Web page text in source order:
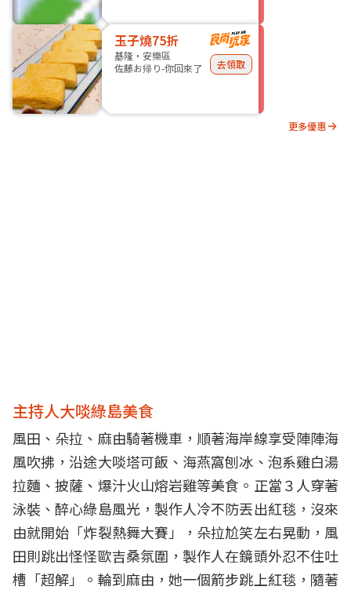
玉子燒75折
基隆・安樂區
佐藤お帰り-你回來了
去領取
更多優惠
主持人大啖綠島美食
風田、朵拉、麻由騎著機車，順著海岸線享受陣陣海
風吹拂，沿途大啖塔可飯、海燕窩刨冰、泡系雞白湯
拉麵、披薩、爆汁火山熔岩雞等美食。正當３人穿著
泳裝、醉心綠島風光，製作人冷不防丟出紅毯，沒來
由就開始「炸裂熱舞大賽」，朵拉尬笑左右晃動，風
田則跳出怪怪歐吉桑氛圍，製作人在鏡頭外忍不住吐
槽「超解」。輪到麻由，她一個箭步跳上紅毯，隨著